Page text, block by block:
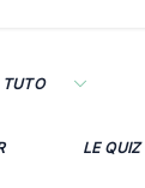
TUTO
LE QUIZ